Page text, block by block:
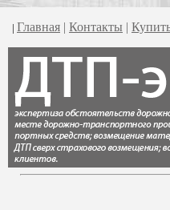
| Главная | Контакты |